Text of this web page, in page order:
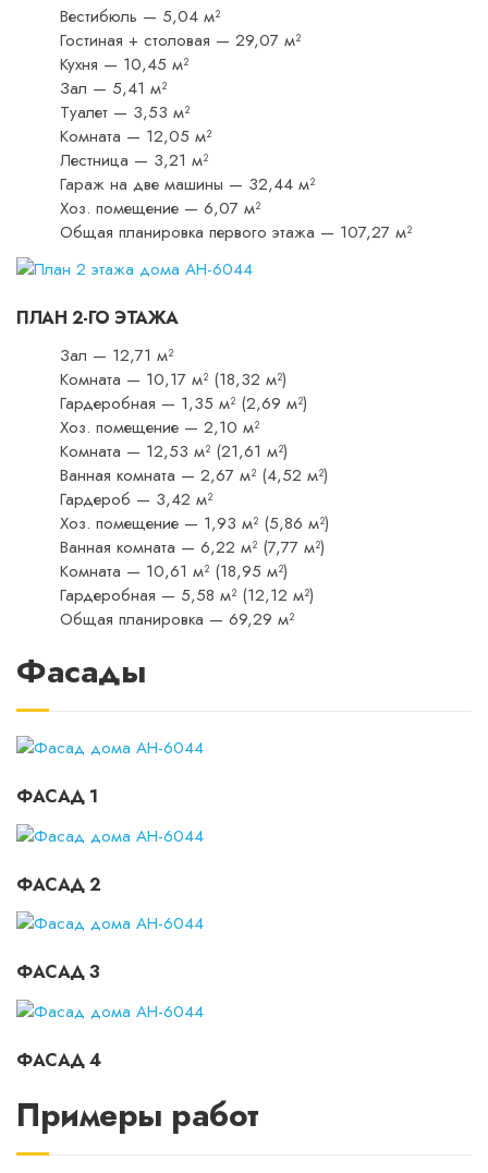
Вестибюль — 5,04 м²
Гостиная + столовая — 29,07 м²
Кухня — 10,45 м²
Зал — 5,41 м²
Туалет — 3,53 м²
Комната — 12,05 м²
Лестница — 3,21 м²
Гараж на две машины — 32,44 м²
Хоз. помещение — 6,07 м²
Общая планировка первого этажа — 107,27 м²
ПЛАН 2-ГО ЭТАЖА
Зал — 12,71 м²
Комната — 10,17 м² (18,32 м²)
Гардеробная — 1,35 м² (2,69 м²)
Хоз. помещение — 2,10 м²
Комната — 12,53 м² (21,61 м²)
Ванная комната — 2,67 м² (4,52 м²)
Гардероб — 3,42 м²
Хоз. помещение — 1,93 м² (5,86 м²)
Ванная комната — 6,22 м² (7,77 м²)
Комната — 10,61 м² (18,95 м²)
Гардеробная — 5,58 м² (12,12 м²)
Общая планировка — 69,29 м²
Фасады
ФАСАД 1
ФАСАД 2
ФАСАД 3
ФАСАД 4
Примеры работ